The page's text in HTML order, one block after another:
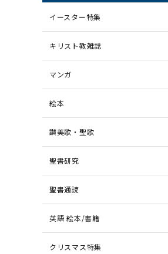
イースター特集
キリスト教雑誌
マンガ
絵本
讃美歌・聖歌
聖書研究
聖書通読
英語 絵本/書籍
クリスマス特集